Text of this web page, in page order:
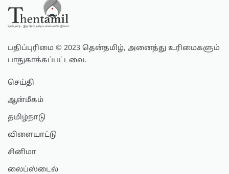
பதிப்புரிமை © 2023 தென்தமிழ், அனைத்து உரிமைகளும்
பாதுகாக்கப்பட்டவை.
செய்தி
ஆன்மீகம்
தமிழ்நாடு
விளையாட்டு
சினிமா
லைப்ஸ்டைல்